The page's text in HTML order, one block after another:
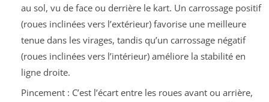
au sol, vu de face ou derrière le kart. Un carrossage positif
(roues inclinées vers l’extérieur) favorise une meilleure
tenue dans les virages, tandis qu’un carrossage négatif
(roues inclinées vers l’intérieur) améliore la stabilité en
ligne droite.
Pincement : C’est l’écart entre les roues avant ou arrière,